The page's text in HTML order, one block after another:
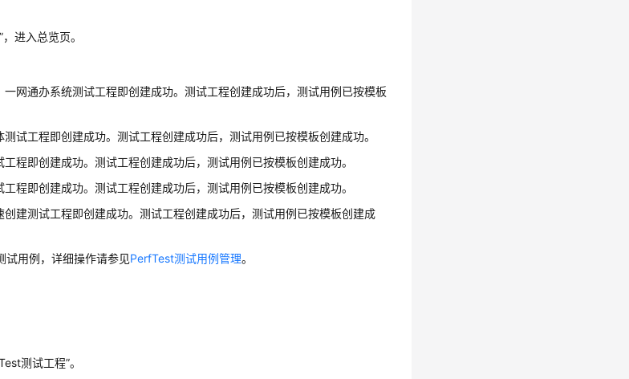
，进入总览页。
网通办系统测试工程即创建成功。测试工程创建成功后，测试用例已按模板
试工程即创建成功。测试工程创建成功后，测试用例已按模板创建成功。
程即创建成功。测试工程创建成功后，测试用例已按模板创建成功。
程即创建成功。测试工程创建成功后，测试用例已按模板创建成功。
建测试工程即创建成功。测试工程创建成功后，测试用例已按模板创建成
试用例，详细操作请参见PerfTest测试用例管理。
测试工程”。